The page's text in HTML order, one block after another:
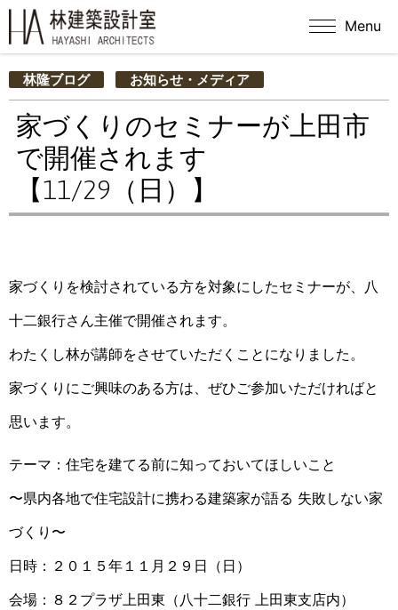
Menu
林隆ブログ お知らせ・メディア
家づくりのセミナーが上田市
で開催されます
【11/29（日）】
家づくりを検討されている方を対象にしたセミナーが、八
十二銀行さん主催で開催されます。
わたくし林が講師をさせていただくことになりました。
家づくりにご興味のある方は、ぜひご参加いただければと
思います。
テーマ：住宅を建てる前に知っておいてほしいこと
〜県内各地で住宅設計に携わる建築家が語る 失敗しない家
づくり〜
日時：２０１５年１１月２９日（日）
会場：８２プラザ上田東（八十二銀行 上田東支店内）